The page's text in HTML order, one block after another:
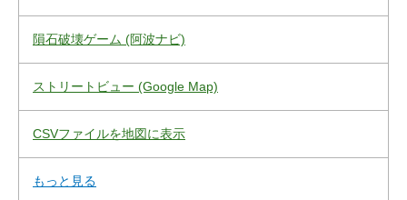
隕石破壊ゲーム (阿波ナビ)
ストリートビュー (Google Map)
CSVファイルを地図に表示
もっと見る